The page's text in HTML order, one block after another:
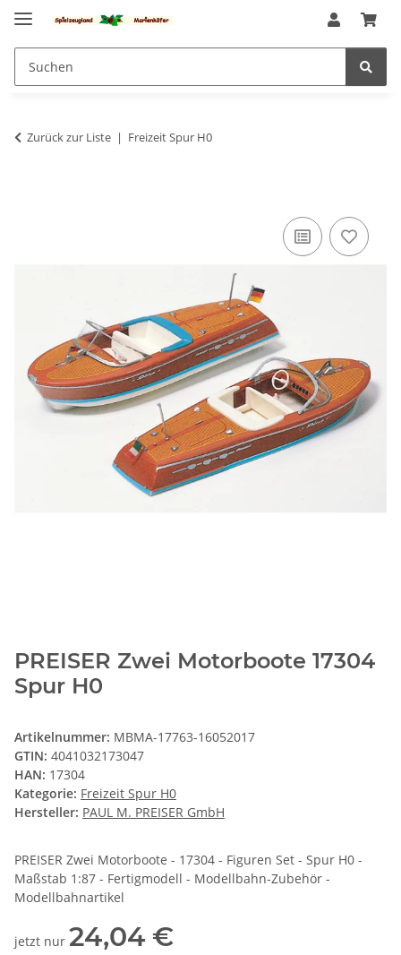
Zurück zur Liste Freizeit Spur H0
PREISER Zwei Motorboote 17304
Spur H0
Artikelnummer: MBMA-17763-16052017
GTIN: 4041032173047
HAN: 17304
Kategorie: Freizeit Spur H0
Hersteller: PAUL M. PREISER GmbH
PREISER Zwei Motorboote - 17304 - Figuren Set - Spur H0 -
Maßstab 1:87 - Fertigmodell - Modellbahn-Zubehör -
Modellbahnartikel
jetzt nur 24,04 €